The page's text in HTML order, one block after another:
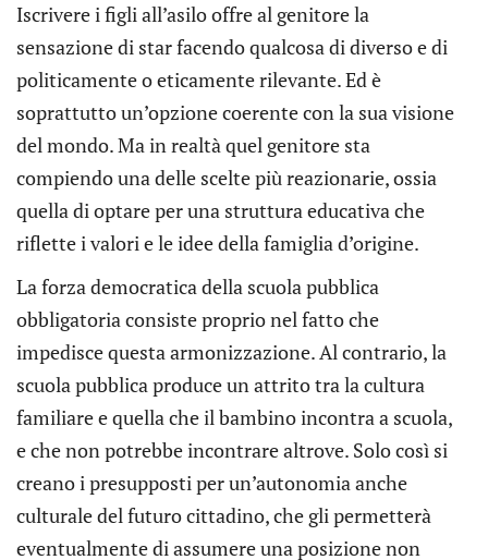
Iscrivere i figli all’asilo offre al genitore la
sensazione di star facendo qualcosa di diverso e di
politicamente o eticamente rilevante. Ed è
soprattutto un’opzione coerente con la sua visione
del mondo. Ma in realtà quel genitore sta
compiendo una delle scelte più reazionarie, ossia
quella di optare per una struttura educativa che
riflette i valori e le idee della famiglia d’origine.
La forza democratica della scuola pubblica
obbligatoria consiste proprio nel fatto che
impedisce questa armonizzazione. Al contrario, la
scuola pubblica produce un attrito tra la cultura
familiare e quella che il bambino incontra a scuola,
e che non potrebbe incontrare altrove. Solo così si
creano i presupposti per un’autonomia anche
culturale del futuro cittadino, che gli permetterà
eventualmente di assumere una posizione non